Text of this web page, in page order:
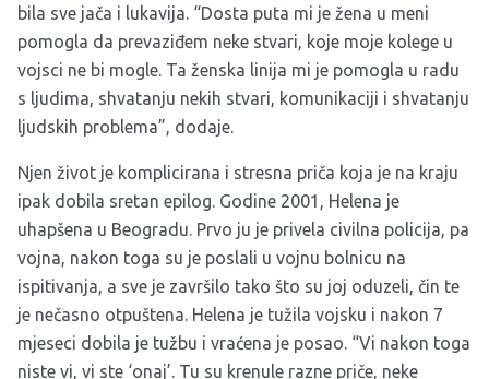
bila sve jača i lukavija. “Dosta puta mi je žena u meni
pomogla da prevaziđem neke stvari, koje moje kolege u
vojsci ne bi mogle. Ta ženska linija mi je pomogla u radu
s ljudima, shvatanju nekih stvari, komunikaciji i shvatanju
ljudskih problema”, dodaje.
Njen život je komplicirana i stresna priča koja je na kraju
ipak dobila sretan epilog. Godine 2001, Helena je
uhapšena u Beogradu. Prvo ju je privela civilna policija, pa
vojna, nakon toga su je poslali u vojnu bolnicu na
ispitivanja, a sve je završilo tako što su joj oduzeli, čin te
je nečasno otpuštena. Helena je tužila vojsku i nakon 7
mjeseci dobila je tužbu i vraćena je posao. “Vi nakon toga
niste vi, vi ste ‘onaj’. Tu su krenule razne priče, neke